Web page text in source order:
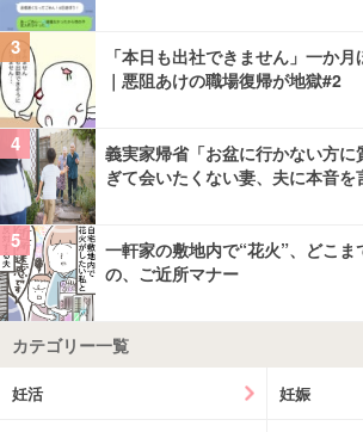
3
「本日も出社できません」一か
｜悪阻あけの職場復帰が地獄#2
4
義実家帰省「お盆に行かない方
ぎて会いたくない妻、夫に本音を
5
一軒家の敷地内で“花火”、どこ
の、ご近所マナー
カテゴリー一覧
妊活 妊娠